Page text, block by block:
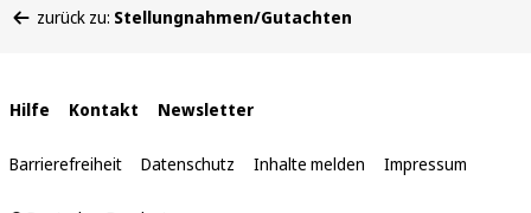
befinden
zurück zu: Stellungnahmen/Gutachten
Interne
Links
Hilfe Kontakt Newsletter
Barrierefreiheit Datenschutz Inhalte melden Impressum